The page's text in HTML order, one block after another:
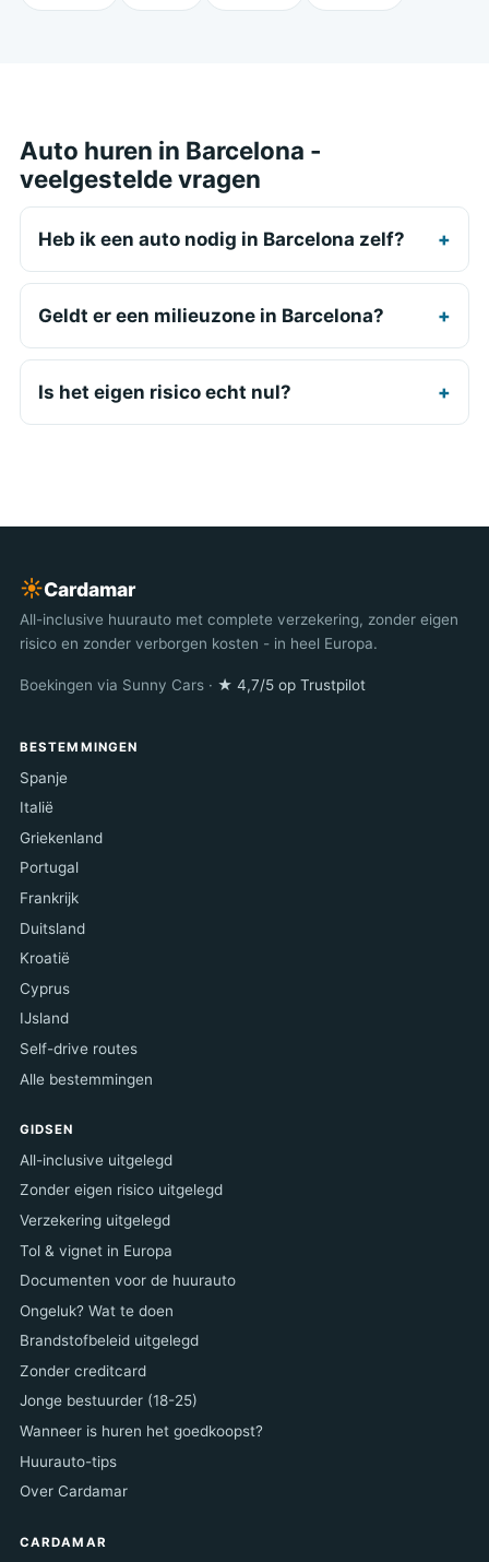
Auto huren in Barcelona -
veelgestelde vragen
Heb ik een auto nodig in Barcelona zelf?
Geldt er een milieuzone in Barcelona?
Is het eigen risico echt nul?
☀︎Cardamar
All-inclusive huurauto met complete verzekering, zonder eigen
risico en zonder verborgen kosten - in heel Europa.
Boekingen via Sunny Cars · ★ 4,7/5 op Trustpilot
BESTEMMINGEN
Spanje
Italië
Griekenland
Portugal
Frankrijk
Duitsland
Kroatië
Cyprus
IJsland
Self-drive routes
Alle bestemmingen
GIDSEN
All-inclusive uitgelegd
Zonder eigen risico uitgelegd
Verzekering uitgelegd
Tol & vignet in Europa
Documenten voor de huurauto
Ongeluk? Wat te doen
Brandstofbeleid uitgelegd
Zonder creditcard
Jonge bestuurder (18-25)
Wanneer is huren het goedkoopst?
Huurauto-tips
Over Cardamar
CARDAMAR